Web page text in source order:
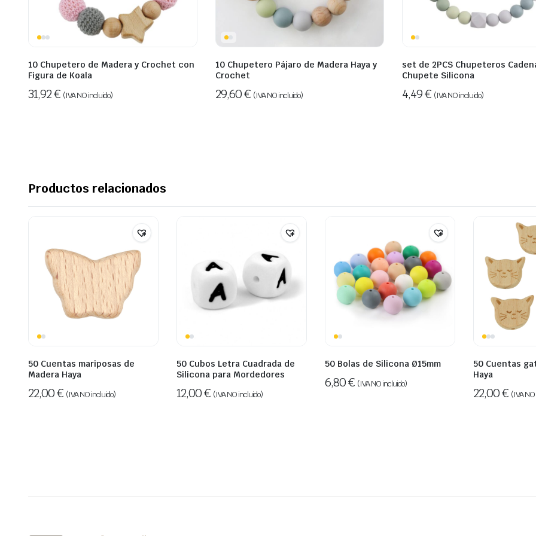
10 Chupetero de Madera y Crochet con
Figura de Koala
31,92€ (IVA NO incluido)
10 Chupetero Pájaro de Madera Haya y
Crochet
29,60€ (IVA NO incluido)
set de 2PCS Chupeteros
Chupete Silicona
4,49€ (IVA NO incluido)
Productos relacionados
50 Cuentas mariposas de
Madera Haya
22,00€ (IVA NO incluido)
50 Cubos Letra Cuadrada de
Silicona para Mordedores
12,00€ (IVA NO incluido)
50 Bolas de Silicona Ø15mm
6,80€ (IVA NO incluido)
50 Cuentas
Haya
22,00€ (IVA